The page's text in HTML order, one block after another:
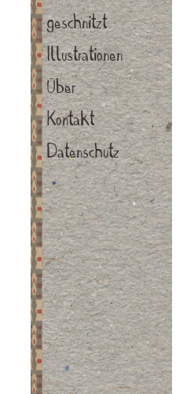
geschnitzt
Illustrationen
Über
Kontakt
Datenschutz